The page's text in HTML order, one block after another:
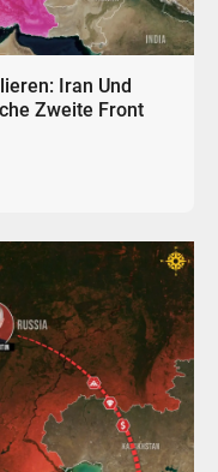
Iran Und
Zweite Front